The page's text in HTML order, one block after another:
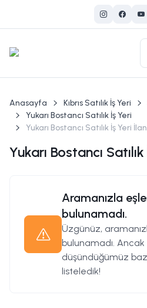
Anasayfa Kıbrıs Satılık İş Yeri
Yukarı Bostancı Satılık İş Yeri
Yukarı Bostancı Satılık İş Yeri
Yukarı Bostancı
Aramanızla
bulunamadı.
Üzgünüz,
bulunamadı.
düşündüğümüz
listeledik!